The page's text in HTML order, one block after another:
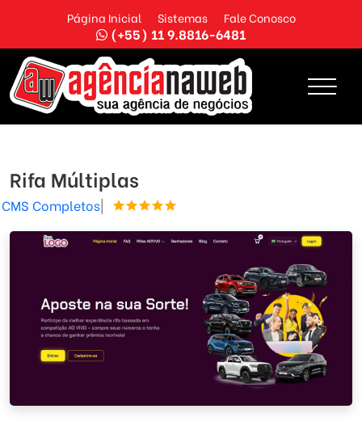
Página Inicial Sistemas Fale Conosco
(+55) 11 9.8816-6481
Rifa Múltiplas
CMS Completos|